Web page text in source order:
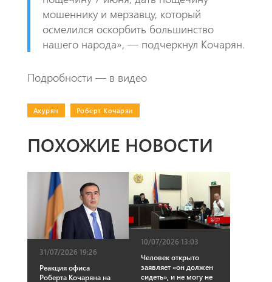
мошеннику и мерзавцу, который
осмелился оскорбить большинство
нашего народа», — подчеркнул Кочарян.
Подробности — в видео
Ахурян Роберт Кочарян
ПОХОЖИЕ НОВОСТИ
31/07/2026 19:26
Реакция офиса
Роберта Кочаряна на
10/07/2026 13:03
Человек открыто
заявляет «он должен
сидеть», и не могу не